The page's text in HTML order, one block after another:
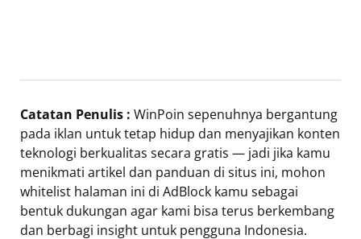
Catatan Penulis : WinPoin sepenuhnya bergantung
pada iklan untuk tetap hidup dan menyajikan konten
teknologi berkualitas secara gratis — jadi jika kamu
menikmati artikel dan panduan di situs ini, mohon
whitelist halaman ini di AdBlock kamu sebagai
bentuk dukungan agar kami bisa terus berkembang
dan berbagi insight untuk pengguna Indonesia.